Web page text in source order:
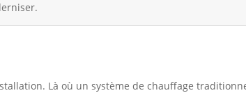
Là où un système de chauffage